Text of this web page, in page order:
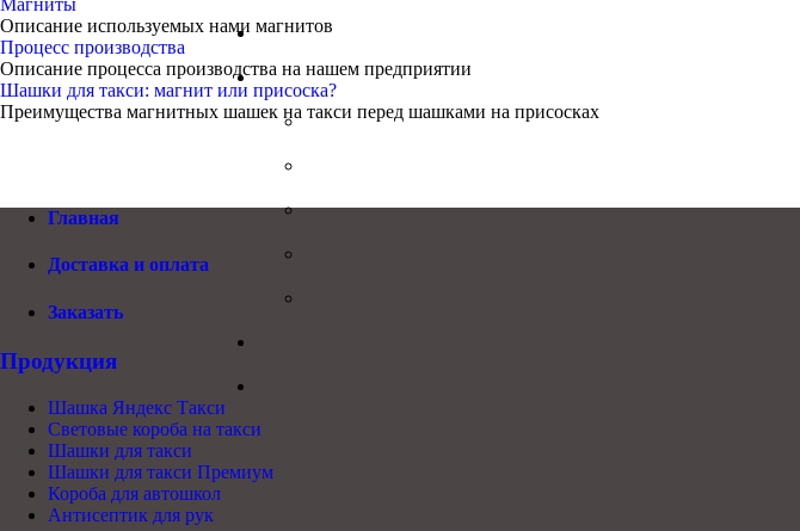
Описание используемых нами магнитов
Процесс производства
Описание процесса производства на нашем предприятии
Шашки для такси: магнит или присоска?
Преимущества магнитных шашек на такси перед шашками на присосках
Главная
Доставка и оплата
Заказать
Продукция
Шашка Яндекс Такси
Световые короба на такси
Шашки для такси
Шашки для такси Премиум
Короба для автошкол
Антисептик для рук